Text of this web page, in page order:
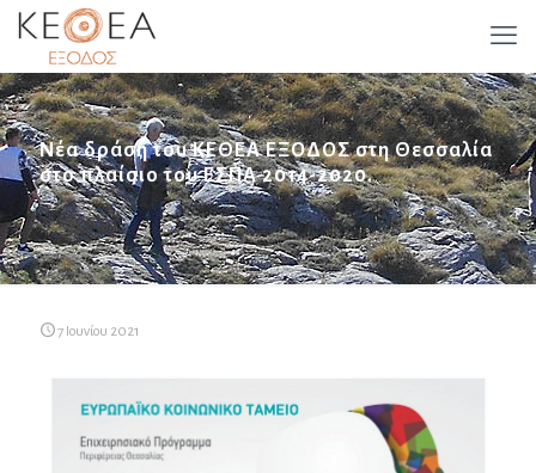
Νέα δράση του ΚΕΘΕΑ ΕΞΟΔΟΣ στη Θεσσαλία
στο πλαίσιο του ΕΣΠΑ 2014-2020.
7 Ιουνίου 2021